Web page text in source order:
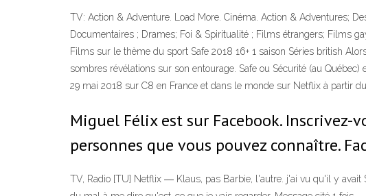
TV: Action & Adventure. Load More. Cinéma. Action & Adventures;
Documentaires ; Drames; Foi & Spiritualité ; Films étrangers; Films
Films sur le thème du sport Safe 2018 16+ 1 saison Séries british
sombres révélations sur son entourage. Safe ou Sécurité (au
29 mai 2018 sur C8 en France et dans le monde sur Netflix à partir
Miguel Félix est sur Facebook. Inscrivez-
personnes que vous pouvez connaître.
TV, Radio [TU] Netflix ― Klaus, pas Barbie, l'autre. j'ai vu qu'il y avait